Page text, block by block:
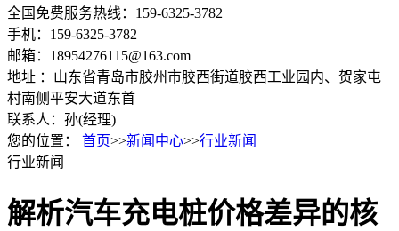
全国免费服务热线：159-6325-3782
手机：159-6325-3782
邮箱：18954276115@163.com
地址 ：山东省青岛市胶州市胶西街道胶西工业园内、贺家屯
村南侧平安大道东首
联系人：孙(经理)
您的位置：
首页>>新闻中心>>行业新闻
行业新闻
解析汽车充电桩价格差异的核